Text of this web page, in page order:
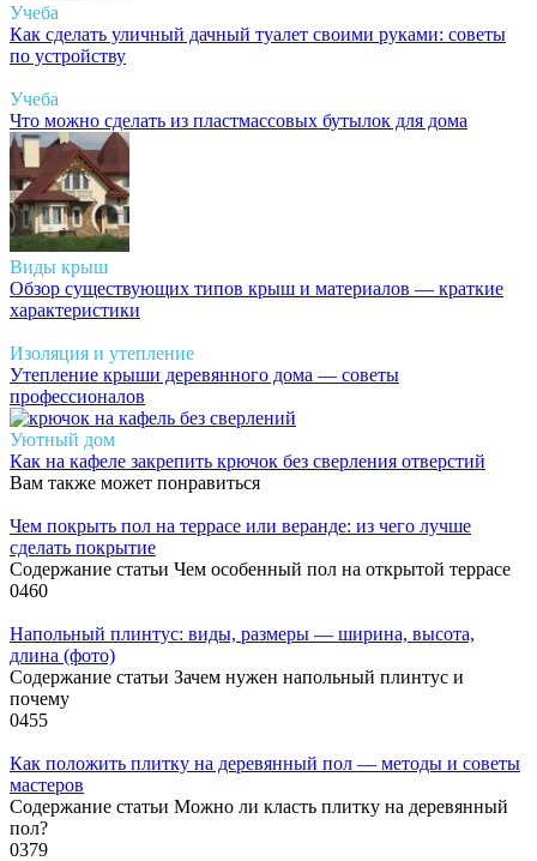
Учеба
Как сделать уличный дачный туалет своими руками: советы
по устройству
Учеба
Что можно сделать из пластмассовых бутылок для дома
Виды крыш
Обзор существующих типов крыш и материалов — краткие
характеристики
Изоляция и утепление
Утепление крыши деревянного дома — советы
профессионалов
Уютный дом
Как на кафеле закрепить крючок без сверления отверстий
Вам также может понравиться
Чем покрыть пол на террасе или веранде: из чего лучше
сделать покрытие
Содержание статьи Чем особенный пол на открытой террасе
0460
Напольный плинтус: виды, размеры — ширина, высота,
длина (фото)
Содержание статьи Зачем нужен напольный плинтус и
почему
0455
Как положить плитку на деревянный пол — методы и советы
мастеров
Содержание статьи Можно ли класть плитку на деревянный
пол?
0379